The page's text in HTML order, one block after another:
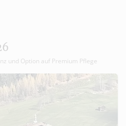
und Option auf Premium Pflege